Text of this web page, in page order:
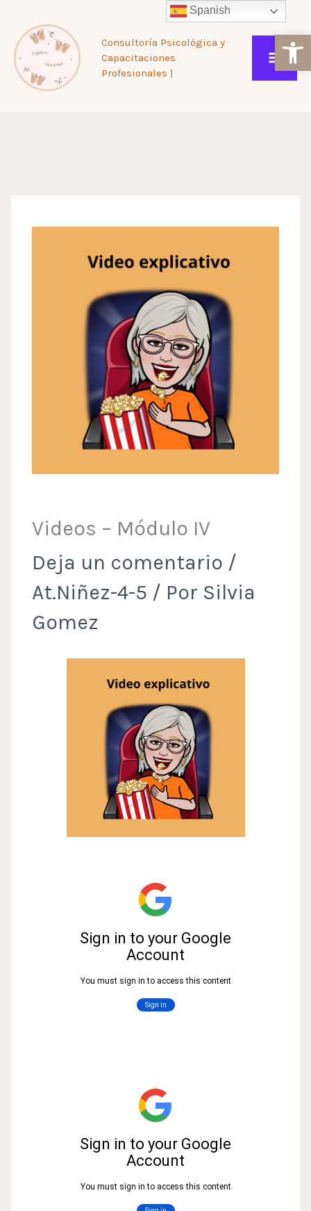
al
contenido
Consultoría Psicológica y
Capacitaciones
Profesionales |
Videos – Módulo IV
Deja un comentario /
At.Niñez-4-5 / Por Silvia
Gomez
Spanish